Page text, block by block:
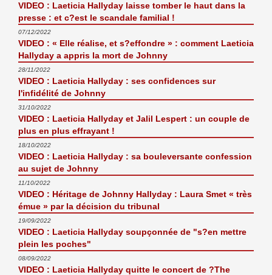
VIDEO : Laeticia Hallyday laisse tomber le haut dans la
presse : et c?est le scandale familial !
07/12/2022
VIDEO : « Elle réalise, et s?effondre » : comment Laeticia
Hallyday a appris la mort de Johnny
28/11/2022
VIDEO : Laeticia Hallyday : ses confidences sur
l'infidélité de Johnny
31/10/2022
VIDEO : Laeticia Hallyday et Jalil Lespert : un couple de
plus en plus effrayant !
18/10/2022
VIDEO : Laeticia Hallyday : sa bouleversante confession
au sujet de Johnny
11/10/2022
VIDEO : Héritage de Johnny Hallyday : Laura Smet « très
émue » par la décision du tribunal
19/09/2022
VIDEO : Laeticia Hallyday soupçonnée de "s?en mettre
plein les poches"
08/09/2022
VIDEO : Laeticia Hallyday quitte le concert de ?The